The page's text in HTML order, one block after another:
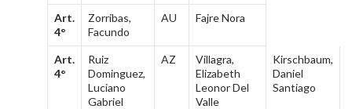
Art.
4°
Zorribas,
Facundo
AU Fajre Nora
Art.
4°
Ruiz
Dominguez,
Luciano
Gabriel
AZ
Villagra,
Elizabeth
Leonor Del
Valle
Kirschbaum,
Daniel
Santiago